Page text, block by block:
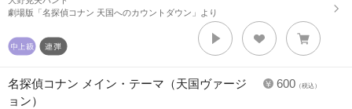
劇場版「名探偵コナン 天国へのカウントダウン」より
600 （税込）
名探偵コナン メイン・テーマ（天国ヴァージ
ョン）